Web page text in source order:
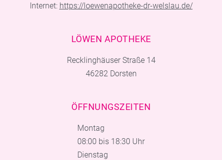
Internet: https://loewenapotheke-dr-welslau.de/
LÖWEN APOTHEKE
Recklinghäuser Straße 14
46282 Dorsten
ÖFFNUNGSZEITEN
Montag
08:00 bis 18:30 Uhr
Dienstag